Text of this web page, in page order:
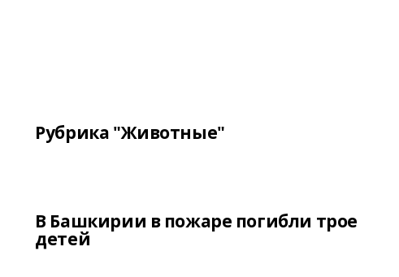
Рубрика "Животные"
В Башкирии в пожаре погибли трое
детей